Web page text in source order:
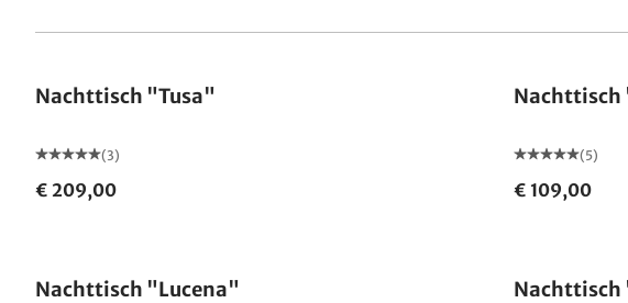
Nachttisch "Tusa"
(3)
€ 209,00
(5)
€ 109,00
Nachttisch "Lucena"